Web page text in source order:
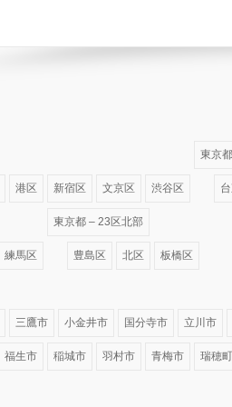
港区 新宿区 文京区 渋谷区
東京
練馬区
東京都 – 23区北部
豊島区 北区 板橋区
三鷹市 小金井市 国分寺市 立川市
福生市 稲城市 羽村市 青梅市 瑞穂町